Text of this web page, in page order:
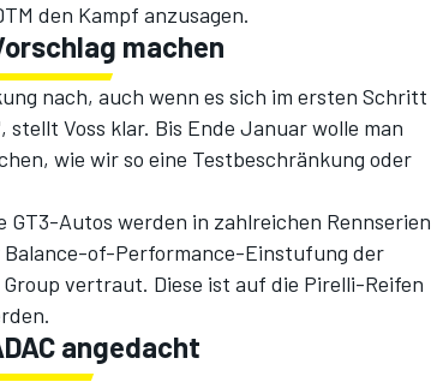
den Kampf anzusagen.
machen
nach, auch wenn es sich im ersten Schritt
Voss klar. Bis Ende Januar wolle man
wie wir so eine Testbeschränkung oder
Autos werden in zahlreichen Rennserien
Balance-of-Performance-Einstufung der
vertraut. Diese ist auf die Pirelli-Reifen
angedacht